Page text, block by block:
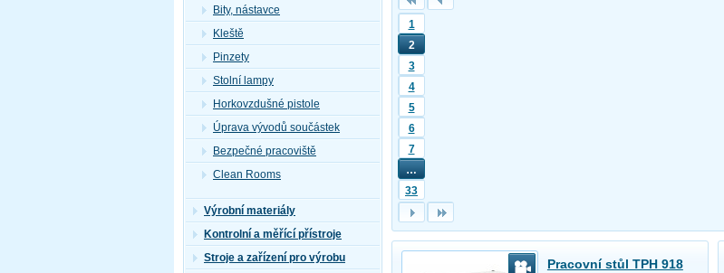
1
2
3
4
5
6
7
…
33
Pracovní stůl TPH 918
Bity, nástavce
Kleště
Pinzety
Stolní lampy
Horkovzdušné pistole
Úprava vývodů součástek
Bezpečné pracoviště
Clean Rooms
Výrobní materiály
Kontrolní a měřící přístroje
Stroje a zařízení pro výrobu